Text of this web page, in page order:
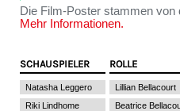
Die Film-Poster stammen von
Mehr Informationen.
SCHAUSPIELER ROLLE
Natasha Leggero Lillian Bellacourt
Riki Lindhome
Beatrice